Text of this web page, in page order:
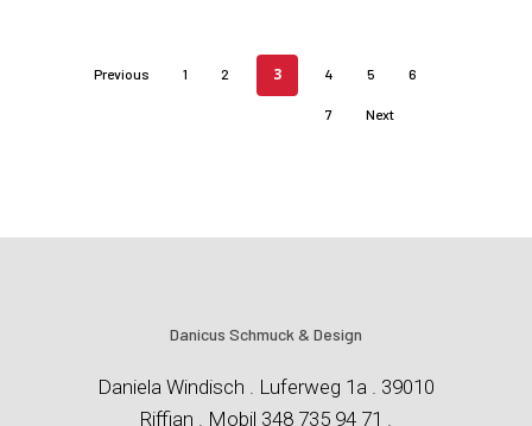
Previous 1 2 3 4 5 6
7 Next
Danicus Schmuck & Design
Daniela Windisch . Luferweg 1a . 39010
Riffian . Mobil 348 735 94 71 .